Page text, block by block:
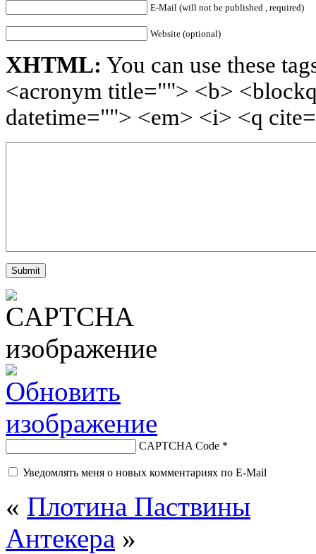
E-Mail (will not be published , required)
Website (optional)
XHTML: You can use these
<acronym title=""> <b>
datetime=""> <em> <i> <q
CAPTCHA Code *
Уведомлять меня о новых комментариях по E-Mail
« Плотина Паствины
Антекера »